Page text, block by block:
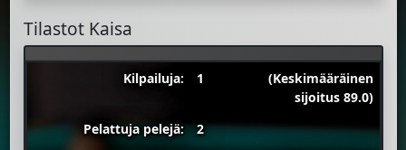
Tilastot Kaisa
Kilpailuja: 1
(Keskimääräinen
sijoitus 89.0)
Pelattuja pelejä:
2